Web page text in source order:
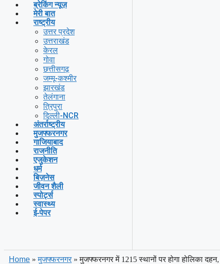
ब्रेकिंग न्यूज़
मेरी बात
राष्ट्रीय
उत्तर प्रदेश
उत्तराखंड
केरल
गोवा
छत्तीसगढ़
जम्मू-कश्मीर
झारखंड
तेलंगाना
त्रिपुरा
दिल्ली-NCR
अंतर्राष्ट्रीय
मुजफ्फरनगर
गाजियाबाद
राजनीति
एजुकेशन
धर्म
बिज़नेस
जीवन शैली
स्पोर्ट्स
स्वास्थ्य
ई-पेपर
Home » मुजफ्फरनगर » मुजफ्फरनगर में 1215 स्थानों पर होगा होलिका